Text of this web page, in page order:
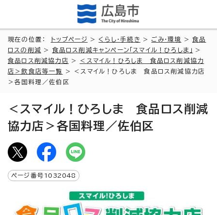
現在の位置： トップページ > くらし・手続き > ごみ・環境 >食品
ロスの削減 > 食品ロス削減キャンペーン「スマイル！ひろしま」
>
食品ロス削減協力店
>
＜スマイル！ひろしま 食品ロス削減協力
店＞飲食店等一覧
> ＜スマイル！ひろしま 食品ロス削減協力店
＞各国料理／佐伯区
＜スマイル！ひろしま 食品ロス削減
協力店＞各国料理／佐伯区
ページ番号 1032048